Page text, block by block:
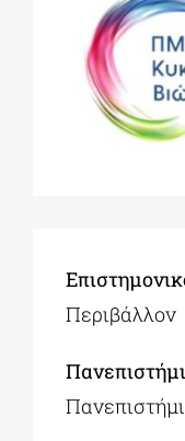
ΕΚΔΗΛΩΣΕΙΣ
Περιβάλλον